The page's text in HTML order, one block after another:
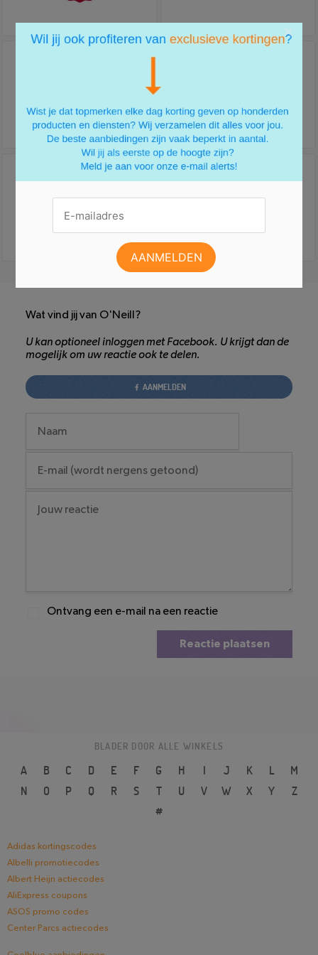
Wat vind jij van O'Neill?
U kan optioneel inloggen met Facebook. U krijgt dan de
mogelijk om uw reactie ook te delen.
AANMELDEN
Ontvang een e-mail na een reactie
Reactie plaatsen
BLADER DOOR ALLE WINKELS
A B C D E F G H I J K L
M
N
O P Q R S T U V W X Y
Z
#
Adidas kortingscodes
Albelli promotiecodes
Albert Heijn actiecodes
AliExpress coupons
ASOS promo codes
Center Parcs actiecodes
×